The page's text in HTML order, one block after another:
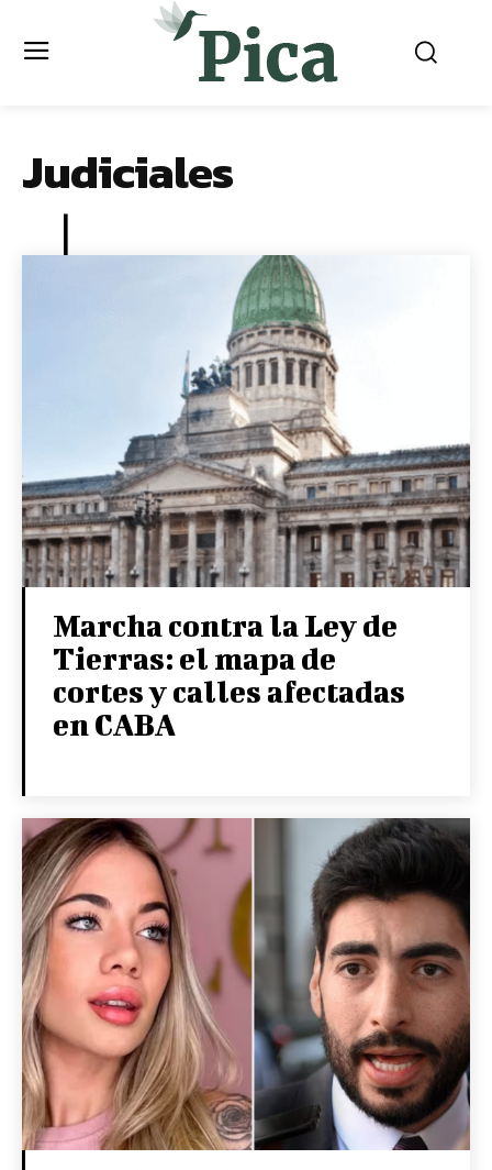
Judiciales
Marcha contra la Ley de
Tierras: el mapa de
cortes y calles afectadas
en CABA